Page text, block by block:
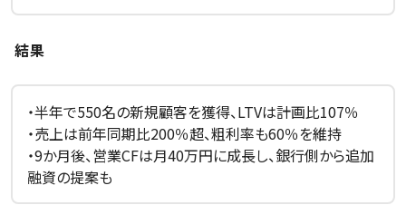
結果
・半年で550名の新規顧客を獲得、LTVは計画比107％
・売上は前年同期比200％超、粗利率も60％を維持
・9か月後、営業CFは月40万円に成長し、銀行側から追加
融資の提案も